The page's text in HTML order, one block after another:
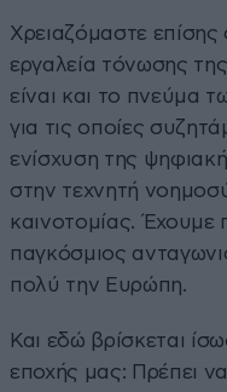
Χρειαζόμαστε
εργαλεία τόνωσης
είναι και το πνεύμα
για τις οποίες
ενίσχυση της
στην τεχνητή
καινοτομίας.
παγκόσμιος
πολύ την Ευρώπη.
Και εδώ βρίσκεται
εποχής μας: Πρέπει